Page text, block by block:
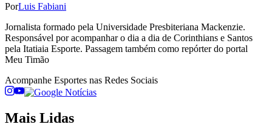
PorLuis Fabiani
Jornalista formado pela Universidade Presbiteriana Mackenzie.
Responsável por acompanhar o dia a dia de Corinthians e Santos
pela Itatiaia Esporte. Passagem também como repórter do portal
Meu Timão
Acompanhe Esportes nas Redes Sociais
Mais Lidas